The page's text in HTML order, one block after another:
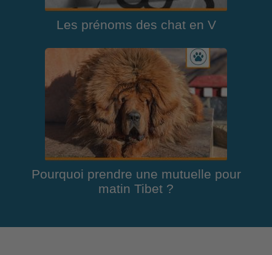
Les prénoms des chat en V
Pourquoi prendre une mutuelle pour
matin Tibet ?